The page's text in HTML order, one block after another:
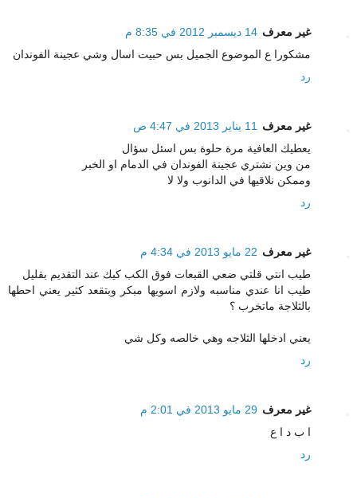
غير معرف 14 ديسمبر 2012 في 8:35 م
مشكورا ع الموضوع الجميل بس حبيت اسال وشي عجينة الفوندان
رد
غير معرف
11 يناير 2013 في 4:47 ص
يعطيك العافية مرة حلوة بس اسئل سؤال
من وين نشتري عجينة الفوندان في الدمام او الخبر
وممكن نلاقيها في الدانوب ولا لا
رد
غير معرف 22 مايو 2013 في 4:34 م
طيب انتي قلتي ضعي القبعات فوق الكب كيك عند التقديم بقليل
طيب انا عندي مناسبه ولازم اسويها مبكر وبتقعد كثير يعني احطها
بالثلاجة ماتخرب ؟
يعني ادخلها الثلاجه وهي خالصه وكل شي
رد
غير معرف 29 مايو 2013 في 2:01 م
ا ب د ا ع
رد